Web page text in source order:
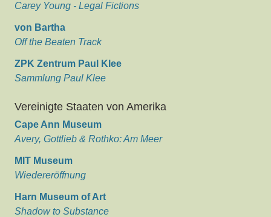
Carey Young - Legal Fictions
von Bartha
Off the Beaten Track
ZPK Zentrum Paul Klee
Sammlung Paul Klee
Vereinigte Staaten von Amerika
Cape Ann Museum
Avery, Gottlieb & Rothko: Am Meer
MIT Museum
Wiedereröffnung
Harn Museum of Art
Shadow to Substance